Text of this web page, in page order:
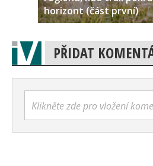
horizont (část první)
PŘIDAT
Klikněte zde pro vložení